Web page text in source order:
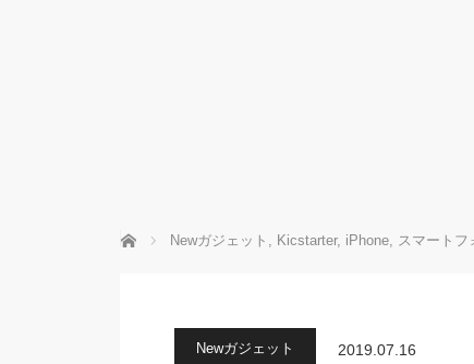
ホーム Newガジェット , Kicstarter, iPhone, スマートフ
Newガジェット 2019.07.16